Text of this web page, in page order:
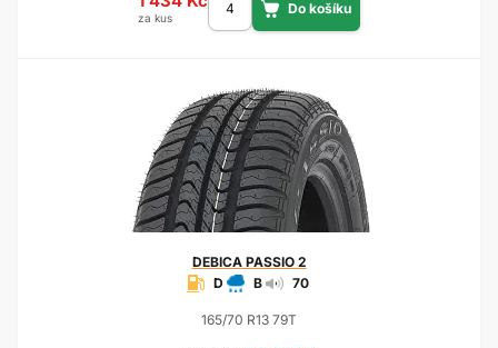
za kus
DEBICAPASSIO 2
D
B 70
165/70 R13 79T